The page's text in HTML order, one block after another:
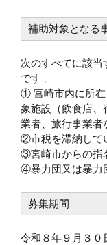
補助対象となる
次のすべてに該当
です 。
① 宮崎市内に所在
象施設（飲食店、
業者、旅行事業者
②市税を滞納して
③宮崎市からの指
④暴力団又は暴力
募集期間
令和８年９月３